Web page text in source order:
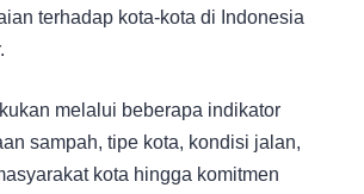
terhadap kota-kota di Indonesia
melalui beberapa indikator
sampah, tipe kota, kondisi jalan,
kota hingga komitmen